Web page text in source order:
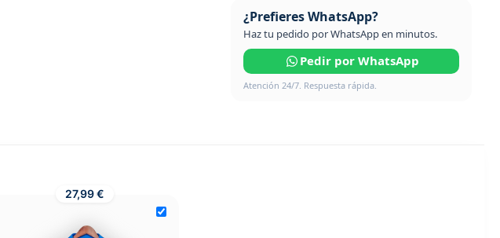
¿Prefieres WhatsApp?
Haz tu pedido por WhatsApp en minutos.
Pedir por WhatsApp
Atención 24/7. Respuesta rápida.
27,99 €